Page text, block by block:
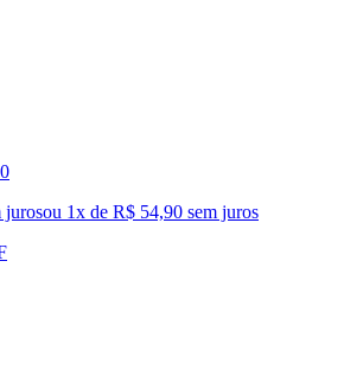
jurosou 1x de R$ 54,90 sem juros